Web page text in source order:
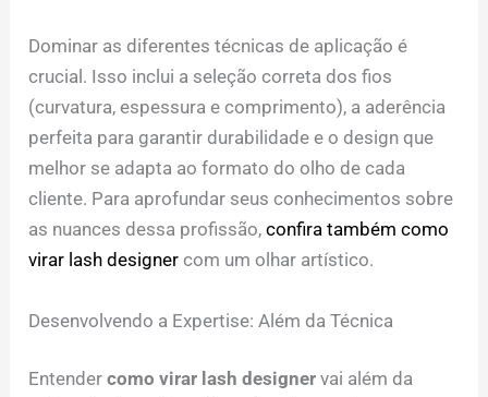
Dominar as diferentes técnicas de aplicação é
crucial. Isso inclui a seleção correta dos fios
(curvatura, espessura e comprimento), a aderência
perfeita para garantir durabilidade e o design que
melhor se adapta ao formato do olho de cada
cliente. Para aprofundar seus conhecimentos sobre
as nuances dessa profissão,confira também como
virar lash designer com um olhar artístico.
Desenvolvendo a Expertise: Além da Técnica
Entendercomo virar lash designer vai além da